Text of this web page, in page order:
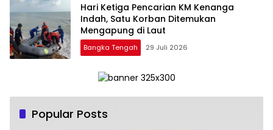
Hari Ketiga Pencarian KM Kenanga
Indah, Satu Korban Ditemukan
Mengapung di Laut
Bangka Tengah 29 Juli 2026
Popular Posts